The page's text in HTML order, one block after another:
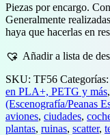
Piezas por encargo.
Generalmente
haya que hacerlas en
Añadir a lista de
SKU: TF56 Categorías:
en PLA+, PETG y más,
(Escenografía/Peanas
aviones, ciudades,
plantas, ruinas, scatter,